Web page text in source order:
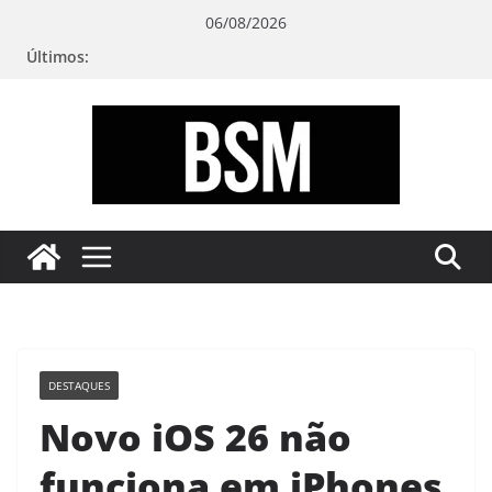
06/08/2026
Últimos:
sua
Mente
DESTAQUES
Novo iOS 26 não